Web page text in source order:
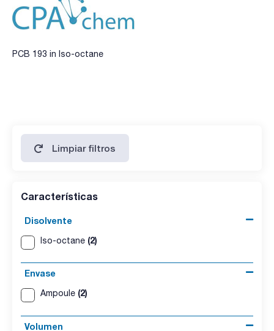
PCB 193 in Iso-octane
Limpiar filtros
Características
Disolvente
Iso-octane (2)
Envase
Ampoule (2)
Volumen